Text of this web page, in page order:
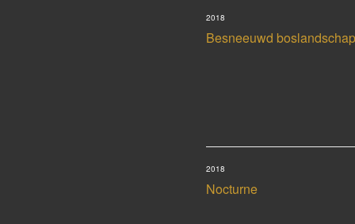
Besneeuwd boslandschap
2018
Nocturne
2018